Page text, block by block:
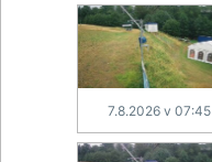
7.8.2026 v 07:45